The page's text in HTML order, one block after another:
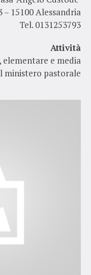
– 15100 Alessandria
Tel. 0131253793
Attività
elementare e media
ministero pastorale